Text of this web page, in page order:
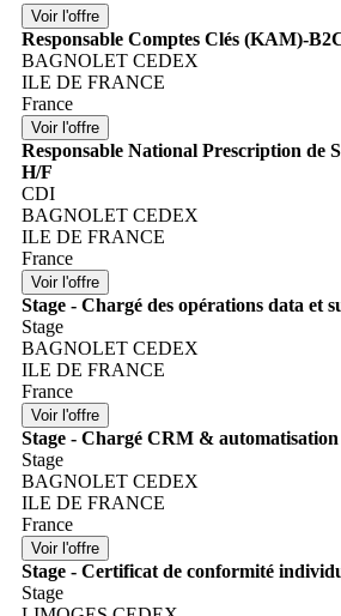
Responsable Comptes Clés (KAM)-
BAGNOLET CEDEX
ILE DE FRANCE
France
Responsable National Prescription de
H/F
CDI
BAGNOLET CEDEX
ILE DE FRANCE
France
Stage - Chargé des opérations data et
Stage
BAGNOLET CEDEX
ILE DE FRANCE
France
Stage - Chargé CRM & automatisation
Stage
BAGNOLET CEDEX
ILE DE FRANCE
France
Stage - Certificat de conformité
Stage